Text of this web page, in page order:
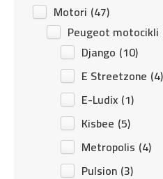
Motori (47)
Peugeot motocikli
Django (10)
E Streetzone (4)
E-Ludix (1)
Kisbee (5)
Metropolis (4)
Pulsion (3)